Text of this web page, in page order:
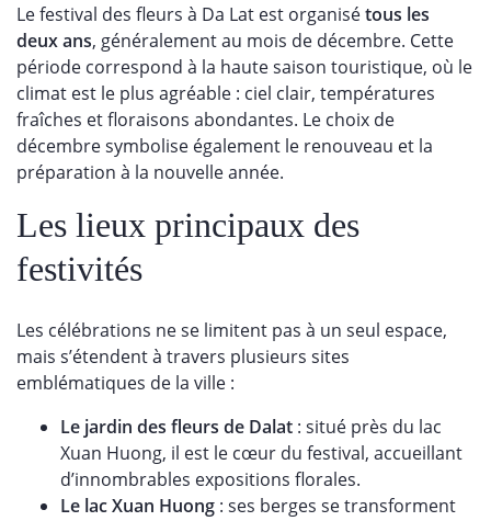
Le festival des fleurs à Da Lat est organisétous les
deux ans, généralement au mois de décembre. Cette
période correspond à la haute saison touristique, où le
climat est le plus agréable : ciel clair, températures
fraîches et floraisons abondantes. Le choix de
décembre symbolise également le renouveau et la
préparation à la nouvelle année.
Les lieux principaux des
festivités
Les célébrations ne se limitent pas à un seul espace,
mais s’étendent à travers plusieurs sites
emblématiques de la ville :
Le jardin des fleurs de Dalat : situé près du lac
Xuan Huong, il est le cœur du festival, accueillant
d’innombrables expositions florales.
Le lac Xuan Huong : ses berges se transforment